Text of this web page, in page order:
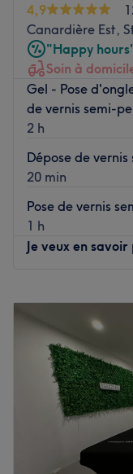
4,9
Canardière Est,
"Happy
Soin à
Gel - Pose
de vernis semi-
2 h
Dépose de
20 min
Pose de vernis
1 h
Je veux en savoir
Mercredi
Jeudi
Vendredi
Samedi
Dimanche
Découvrez NP
beauté des mains